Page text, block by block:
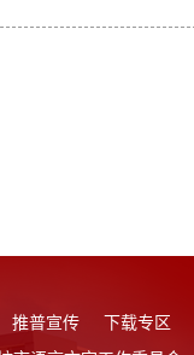
推普宣传 下载专区